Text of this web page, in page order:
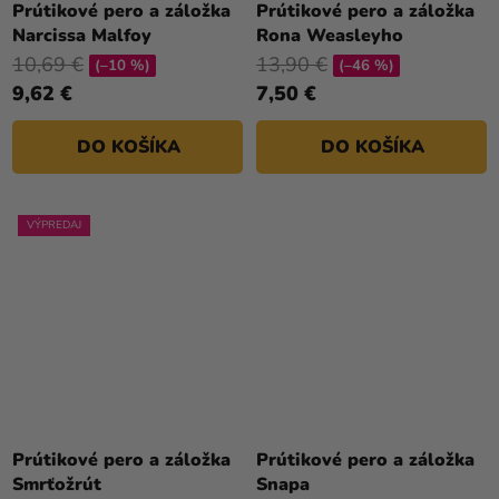
Prútikové pero a záložka
Narcissa Malfoy
9,62 €
10,69 € (–10 %)
DO KOŠÍKA
Prútikové pero a záložka
Rona Weasleyho
7,50 €
13,90 € (–46 %)
DO KOŠÍKA
VÝPREDAJ
Prútikové pero a záložka
Smrťožrút
Prútikové pero a záložka
Snapa